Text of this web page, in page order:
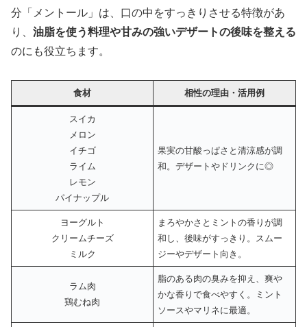
分「メントール」は、口の中をすっきりさせる特徴があ
り、 油脂を使う料理や甘みの強いデザートの後味を整える
のにも役立ちます。
食材 相性の理由・活用例
スイカ
メロン
イチゴ
ライム
レモン
パイナップル
果実の甘酸っぱさと清涼感が調
和。デザートやドリンクに◎
ヨーグルト
クリームチーズ
ミルク
まろやかさとミントの香りが調
和し、後味がすっきり。スムー
ジーやデザート向き。
ラム肉
鶏むね肉
脂のある肉の臭みを抑え、爽や
かな香りで食べやすく。ミント
ソースやマリネに最適。